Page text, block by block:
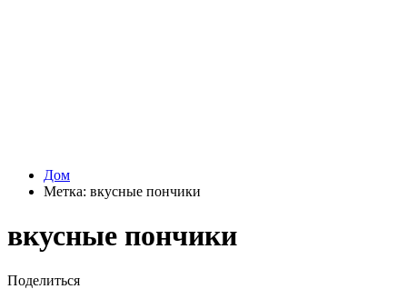
Дом
Метка: вкусные пончики
вкусные пончики
Поделиться